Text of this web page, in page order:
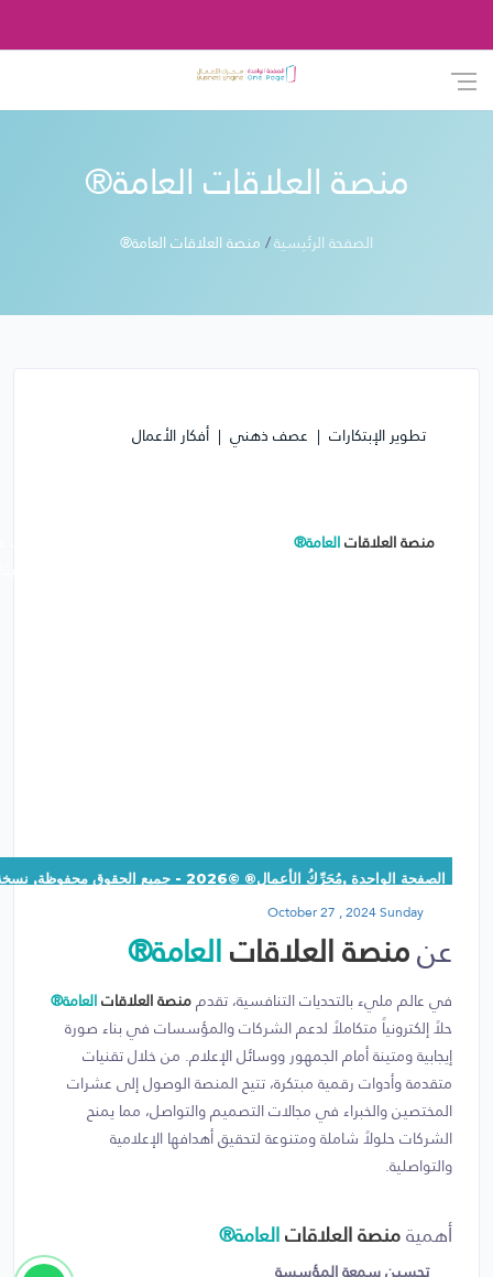
منصة العلاقات العامة®
الصفحة الرئيسية منصة العلاقات العامة®
تطوير الإبتكارات عصف ذهني أفكار الأعمال
منصة العلاقاتالعامة®
الصفحة الواحدة ,مُحَرِّكُ الأعمال® ©2026 - جميع الحقوق محفوظة, نسخة:1.1.1
عنمنصة العلاقاتالعامة®
في عالم مليء بالتحديات التنافسية، تقدممنصة العلاقاتالعامة®
حلاً إلكترونياً متكاملاً لدعم الشركات والمؤسسات في بناء صورة
إيجابية ومتينة أمام الجمهور ووسائل الإعلام. من خلال تقنيات
متقدمة وأدوات رقمية مبتكرة، تتيح المنصة الوصول إلى عشرات
المختصين والخبراء في مجالات التصميم والتواصل، مما يمنح
الشركات حلولاً شاملة ومتنوعة لتحقيق أهدافها الإعلامية
والتواصلية.
أهميةمنصة العلاقاتالعامة®